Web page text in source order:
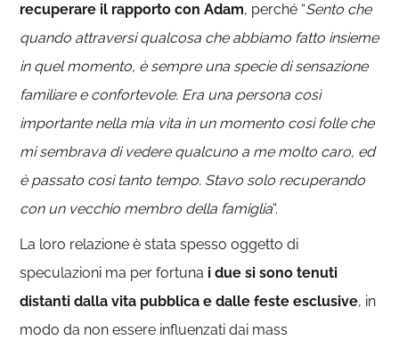
recuperare il rapporto con Adam, perché “Sento che
quando attraversi qualcosa che abbiamo fatto insieme
in quel momento, è sempre una specie di sensazione
familiare e confortevole. Era una persona così
importante nella mia vita in un momento così folle che
mi sembrava di vedere qualcuno a me molto caro, ed
è passato così tanto tempo. Stavo solo recuperando
con un vecchio membro della famiglia“.
La loro relazione è stata spesso oggetto di
speculazioni ma per fortuna i due si sono tenuti
distanti dalla vita pubblica e dalle feste esclusive, in
modo da non essere influenzati dai mass